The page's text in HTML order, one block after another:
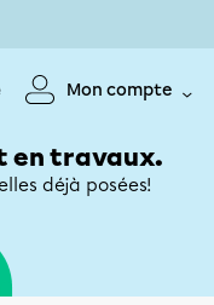
Mon compte
en travaux.
déjà posées!